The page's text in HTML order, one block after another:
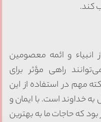
کند.
انبیاء و ائمه معصومین
راهی مؤثر برای
مهم در استفاده از این
خداوند است. با ایمان و
بود که حاجات ما به بهترین